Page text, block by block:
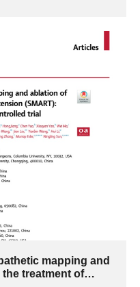
mapping and
treatment of